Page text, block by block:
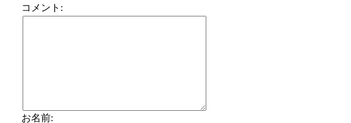
コメント:
お名前: